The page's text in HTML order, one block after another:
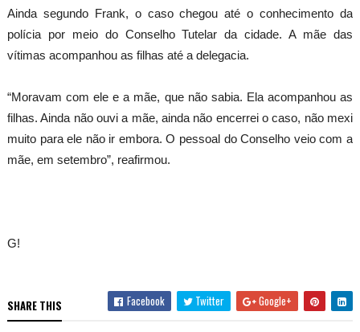
Ainda segundo Frank, o caso chegou até o conhecimento da
polícia por meio do Conselho Tutelar da cidade. A mãe das
vítimas acompanhou as filhas até a delegacia.
“Moravam com ele e a mãe, que não sabia. Ela acompanhou as
filhas. Ainda não ouvi a mãe, ainda não encerrei o caso, não mexi
muito para ele não ir embora. O pessoal do Conselho veio com a
mãe, em setembro”, reafirmou.
G!
SHARE THIS Facebook Twitter Google+